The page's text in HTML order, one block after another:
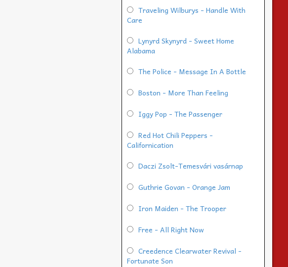
Traveling Wilburys - Handle With
Care
Lynyrd Skynyrd - Sweet Home
Alabama
The Police - Message In A Bottle
Boston - More Than Feeling
Iggy Pop - The Passenger
Red Hot Chili Peppers -
Californication
Daczi Zsolt-Temesvári vasárnap
Guthrie Govan - Orange Jam
Iron Maiden - The Trooper
Free - All Right Now
Creedence Clearwater Revival -
Fortunate Son